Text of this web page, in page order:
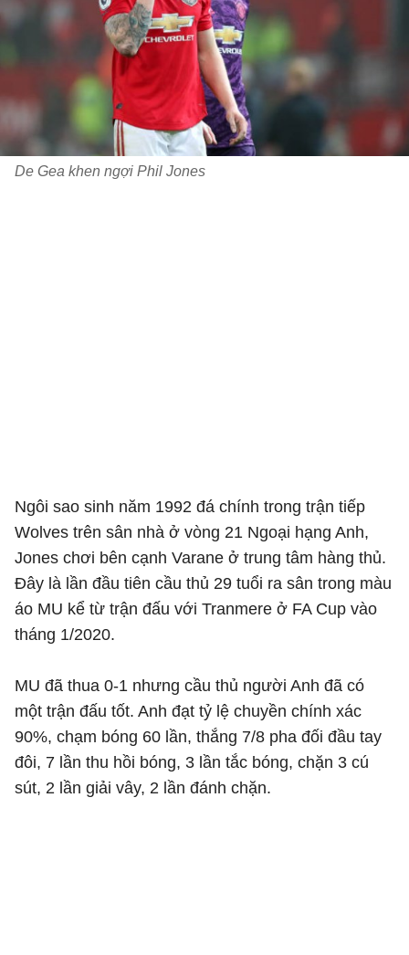
De Gea khen ngợi Phil Jones
Ngôi sao sinh năm 1992 đá chính trong trận tiếp
Wolves trên sân nhà ở vòng 21 Ngoại hạng Anh,
Jones chơi bên cạnh Varane ở trung tâm hàng thủ.
Đây là lần đầu tiên cầu thủ 29 tuổi ra sân trong màu
áo MU kể từ trận đấu với Tranmere ở FA Cup vào
tháng 1/2020.
MU đã thua 0-1 nhưng cầu thủ người Anh đã có
một trận đấu tốt. Anh đạt tỷ lệ chuyền chính xác
90%, chạm bóng 60 lần, thắng 7/8 pha đối đầu tay
đôi, 7 lần thu hồi bóng, 3 lần tắc bóng, chặn 3 cú
sút, 2 lần giải vây, 2 lần đánh chặn.